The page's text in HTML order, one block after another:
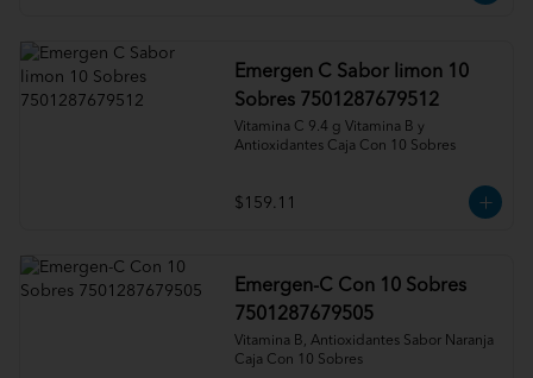
Emergen C Sabor limon 10
Sobres 7501287679512
Vitamina C 9.4 g Vitamina B y
Antioxidantes Caja Con 10 Sobres
$159.11
Emergen-C Con 10 Sobres
7501287679505
Vitamina B, Antioxidantes Sabor Naranja
Caja Con 10 Sobres